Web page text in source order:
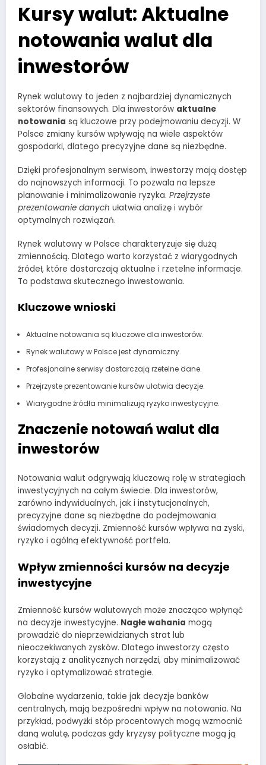
Kursy walut: Aktualne
notowania walut dla
inwestorów
Rynek walutowy to jeden z najbardziej dynamicznych
sektorów finansowych. Dla inwestorów aktualne
notowania są kluczowe przy podejmowaniu decyzji. W
Polsce zmiany kursów wpływają na wiele aspektów
gospodarki, dlatego precyzyjne dane są niezbędne.
Dzięki profesjonalnym serwisom, inwestorzy mają dostęp
do najnowszych informacji. To pozwala na lepsze
planowanie i minimalizowanie ryzyka. Przejrzyste
prezentowanie danych ułatwia analizę i wybór
optymalnych rozwiązań.
Rynek walutowy w Polsce charakteryzuje się dużą
zmiennością. Dlatego warto korzystać z wiarygodnych
źródeł, które dostarczają aktualne i rzetelne informacje.
To podstawa skutecznego inwestowania.
Kluczowe wnioski
Aktualne notowania są kluczowe dla inwestorów.
Rynek walutowy w Polsce jest dynamiczny.
Profesjonalne serwisy dostarczają rzetelne dane.
Przejrzyste prezentowanie kursów ułatwia decyzje.
Wiarygodne źródła minimalizują ryzyko inwestycyjne.
Znaczenie notowań walut dla
inwestorów
Notowania walut odgrywają kluczową rolę w strategiach
inwestycyjnych na całym świecie. Dla inwestorów,
zarówno indywidualnych, jak i instytucjonalnych,
precyzyjne dane są niezbędne do podejmowania
świadomych decyzji. Zmienność kursów wpływa na zyski,
ryzyko i ogólną efektywność portfela.
Wpływ zmienności kursów na decyzje
inwestycyjne
Zmienność kursów walutowych może znacząco wpłynąć
na decyzje inwestycyjne. Nagłe wahania mogą
prowadzić do nieprzewidzianych strat lub
nieoczekiwanych zysków. Dlatego inwestorzy często
korzystają z analitycznych narzędzi, aby minimalizować
ryzyko i optymalizować strategie.
Globalne wydarzenia, takie jak decyzje banków
centralnych, mają bezpośredni wpływ na notowania. Na
przykład, podwyżki stóp procentowych mogą wzmocnić
daną walutę, podczas gdy kryzysy polityczne mogą ją
osłabić.